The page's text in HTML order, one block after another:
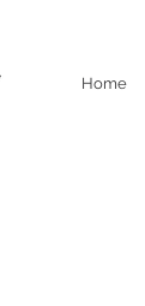
Home